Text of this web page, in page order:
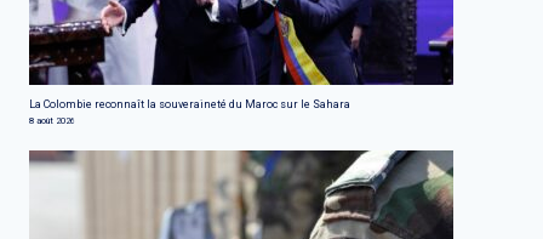
La Colombie reconnaît la souveraineté du Maroc sur le Sahara
8 août 2026